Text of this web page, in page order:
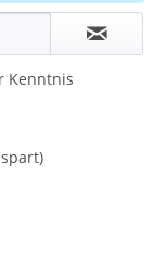
Kenntnis